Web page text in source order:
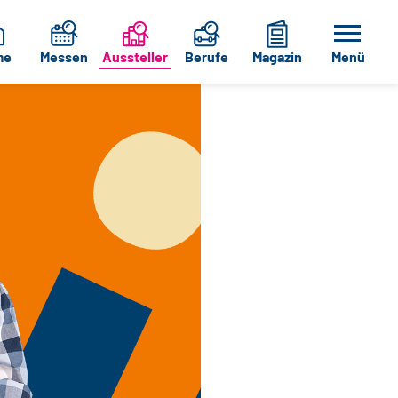
Messen Aussteller Berufe Magazin Menü